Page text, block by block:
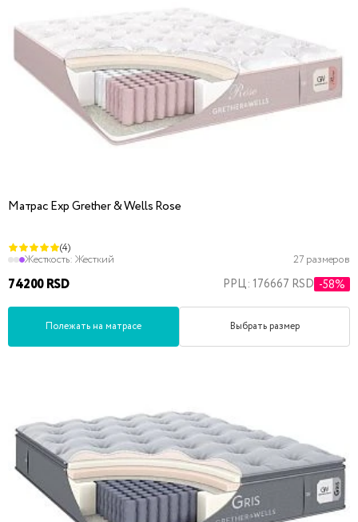
Матрас Exp Grether & Wells Rose
(4)
Жесткость: Жесткий 27 размеров
74200 RSD РРЦ: 176667 RSD -58%
Полежать на матрасе Выбрать размер